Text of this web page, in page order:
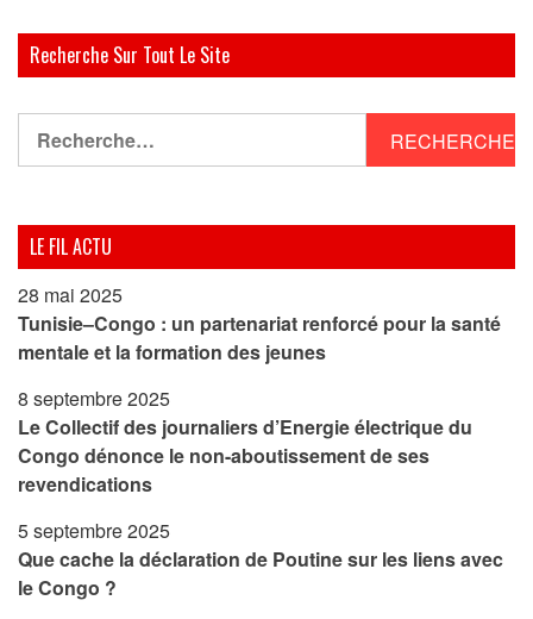
Recherche Sur Tout Le Site
LE FIL ACTU
28 mai 2025
Tunisie–Congo : un partenariat renforcé pour la santé
mentale et la formation des jeunes
8 septembre 2025
Le Collectif des journaliers d’Energie électrique du
Congo dénonce le non-aboutissement de ses
revendications
5 septembre 2025
Que cache la déclaration de Poutine sur les liens avec
le Congo ?